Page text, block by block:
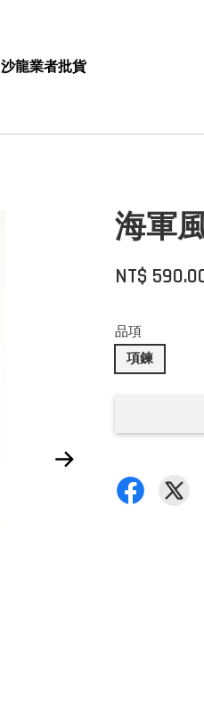
沙龍業者批貨
海軍
NT$
品項
項鍊